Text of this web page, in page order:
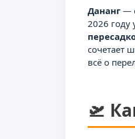
Дананг—
2026 году
сочетает
всё о
🛫